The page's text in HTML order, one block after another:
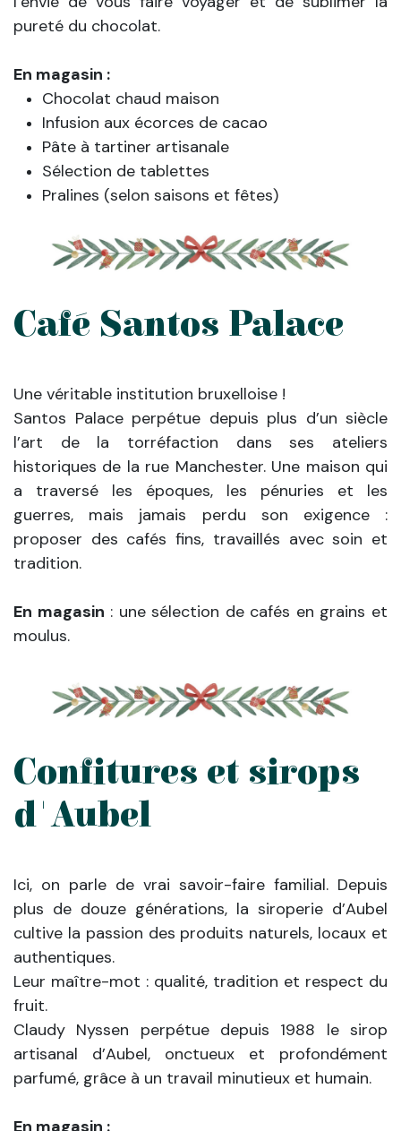
pureté du chocolat.
En magasin :
Chocolat chaud maison
Infusion aux écorces de cacao
Pâte à tartiner artisanale
Sélection de tablettes
Pralines (selon saisons et fêtes)
Café Santos Palace
Une véritable institution bruxelloise !
Santos Palace perpétue depuis plus d’un siècle
l’art de la torréfaction dans ses ateliers
historiques de la rue Manchester. Une maison qui
a traversé les époques, les pénuries et les
guerres, mais jamais perdu son exigence :
proposer des cafés fins, travaillés avec soin et
tradition.
En magasin : une sélection de cafés en grains et
moulus.
Confitures et sirops
d'Aubel
Ici, on parle de vrai savoir-faire familial. Depuis
plus de douze générations, la siroperie d’Aubel
cultive la passion des produits naturels, locaux et
authentiques.
Leur maître-mot : qualité, tradition et respect du
fruit.
Claudy Nyssen perpétue depuis 1988 le sirop
artisanal d’Aubel, onctueux et profondément
parfumé, grâce à un travail minutieux et humain.